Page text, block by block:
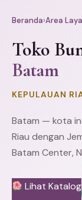
Beranda›Area
Toko
Batam
KEPULAUAN
Batam — kota
Riau dengan
Batam Center,
Lihat Katalog